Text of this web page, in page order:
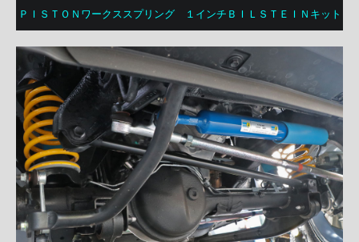
ＰＩＳＴＯＮワークススプリング １インチＢＩＬＳＴＥＩＮキット